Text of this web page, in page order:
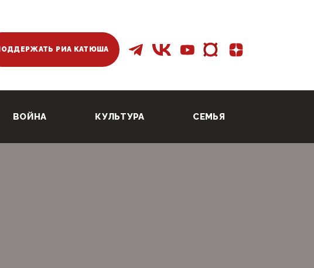
РИА КАТЮША
ВОЙНА КУЛЬТУРА СЕМЬЯ